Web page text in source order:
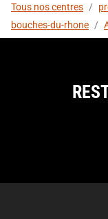
Tous nos centres /
bouches-du-rhone /